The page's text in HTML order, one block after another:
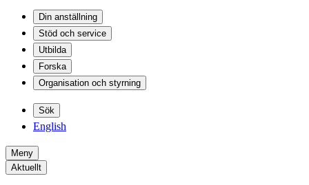
Din anställning
Stöd och service
Utbilda
Forska
Organisation och styrning
Sök
English
Meny
Aktuellt